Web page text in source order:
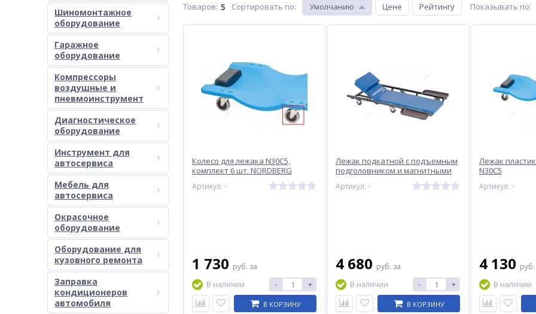
Шиномонтажное
оборудование
Гаражное
оборудование
Компрессоры
воздушные и
пневмоинструмент
Диагностическое
оборудование
Инструмент для
автосервиса
Мебель для
автосервиса
Окрасочное
оборудование
Оборудование для
кузовного ремонта
Заправка
кондиционеров
автомобиля
Товаров: 5 Сортировать по: Умолчанию Цене Рейтингу Показывать по:
Колесо для лежака N30C5,
комплект 6 шт. NORDBERG
Артикул: -
1 730 руб. за
В наличии
- +
В КОРЗИНУ
Лежак подкатной с подъемным
подголовником и магнитными
лотками NORDBERG N30C6
Артикул: -
4 680 руб. за
В наличии
- +
В КОРЗИНУ
Лежак
N30C5
Артикул: -
4 130 руб.
В наличии